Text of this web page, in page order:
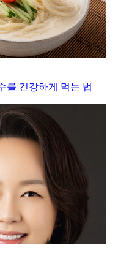
를 건강하게 먹는 법